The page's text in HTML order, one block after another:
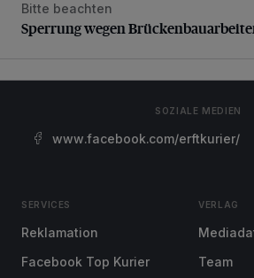
Sperrung wegen Brückenbauarbeiten
Bitte beachten
Sperrung wegen
SOZIALE MEDIEN
www.facebook.com/erftkurier/
SERVICES
Reklamation
Facebook Top Kurier
VERLAG
Team